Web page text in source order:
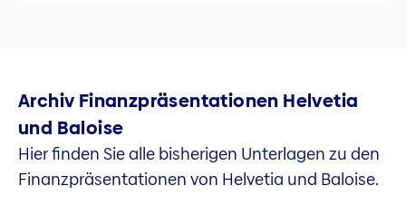
Archiv Finanzpräsentationen Helvetia
und Baloise
Hier finden Sie alle bisherigen Unterlagen zu den
Finanzpräsentationen von Helvetia und Baloise.